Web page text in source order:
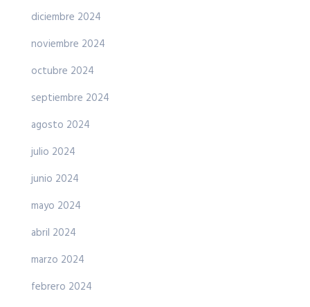
diciembre 2024
noviembre 2024
octubre 2024
septiembre 2024
agosto 2024
julio 2024
junio 2024
mayo 2024
abril 2024
marzo 2024
febrero 2024